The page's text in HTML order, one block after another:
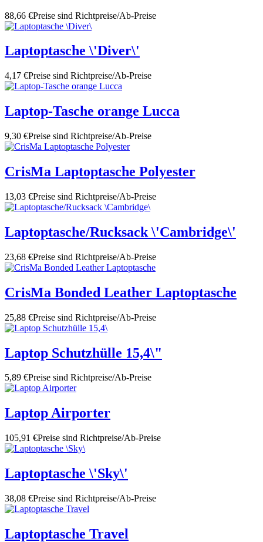
88,66 €Preise sind Richtpreise/Ab-Preise
Laptoptasche \'Diver\'
4,17 €Preise sind Richtpreise/Ab-Preise
Laptop-Tasche orange Lucca
9,30 €Preise sind Richtpreise/Ab-Preise
CrisMa Laptoptasche Polyester
13,03 €Preise sind Richtpreise/Ab-Preise
Laptoptasche/Rucksack \'Cambridge\'
23,68 €Preise sind Richtpreise/Ab-Preise
CrisMa Bonded Leather Laptoptasche
25,88 €Preise sind Richtpreise/Ab-Preise
Laptop Schutzhülle 15,4\"
5,89 €Preise sind Richtpreise/Ab-Preise
Laptop Airporter
105,91 €Preise sind Richtpreise/Ab-Preise
Laptoptasche \'Sky\'
38,08 €Preise sind Richtpreise/Ab-Preise
Laptoptasche Travel